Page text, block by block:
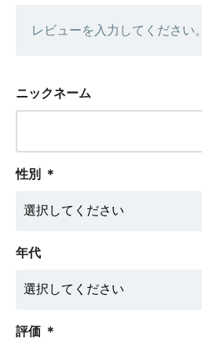
レビューを入力してください。
ニックネーム
性別 ＊
年代
評価 ＊